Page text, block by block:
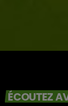
ÉCOUTEZ